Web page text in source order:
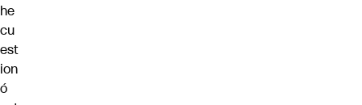
he
cu
est
ion
ó